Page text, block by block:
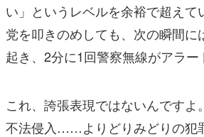
い」というレベルを余裕で超えて
党を叩きのめしても、次の瞬間に
起き、2分に1回警察無線がアラー
これ、誇張表現ではないんですよ
不法侵入……よりどりみどりの犯